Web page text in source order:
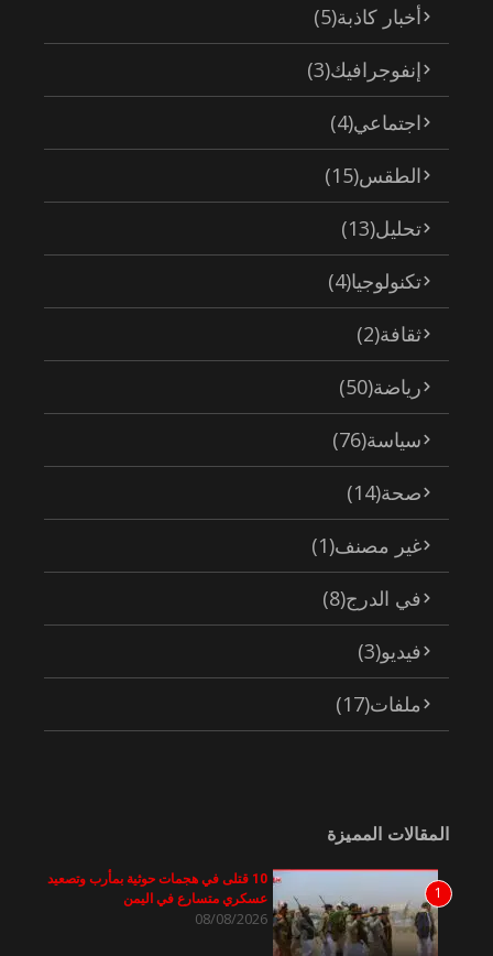
أخبار كاذبة(5)
إنفوجرافيك(3)
اجتماعي(4)
الطقس(15)
تحليل(13)
تكنولوجيا(4)
ثقافة(2)
رياضة(50)
سياسة(76)
صحة(14)
غير مصنف(1)
في الدرج(8)
فيديو(3)
ملفات(17)
المقالات المميزة
1
10 قتلى في هجمات حوثية بمأرب وتصعيد
عسكري متسارع في اليمن
08/08/2026